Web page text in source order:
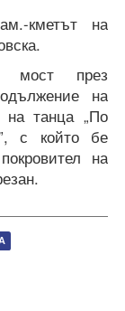
кметът на
мост през
на
на танца „По
с който бе
на